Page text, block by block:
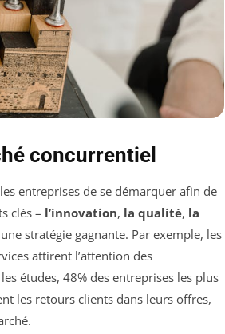
concurrentiel
entreprises de se démarquer afin de
clés – l’innovation, la qualité, la
stratégie gagnante. Par exemple, les
attirent l’attention des
études, 48% des entreprises les plus
les retours clients dans leurs offres,